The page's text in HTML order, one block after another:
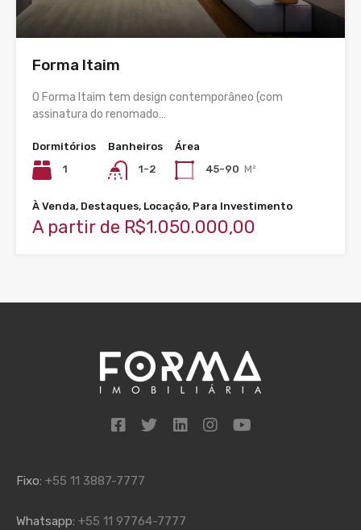
Forma Itaim
O Forma Itaim tem design contemporâneo (com
assinatura do renomado…
Dormitórios
1
Banheiros
1-2
Área
45-90 M²
À Venda, Destaques, Locação, Para Investimento
A partir de R$1.050.000,00
Fixo: +55 11 3887-7777
Whatsapp: +55 11 97764-7777